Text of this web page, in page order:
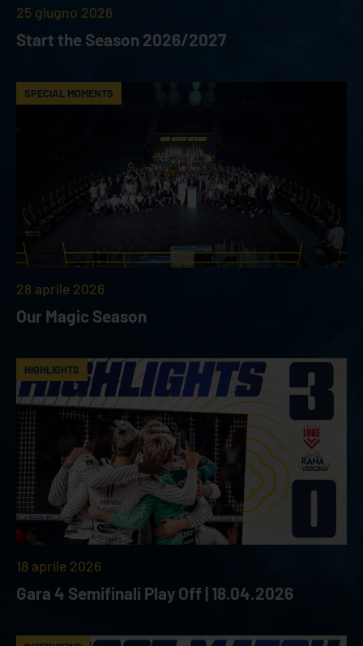
25 giugno 2026
Start the Season 2026/2027
SPECIAL MOMENTS
28 aprile 2026
Our Magic Season
HIGHLIGHTS
18 aprile 2026
Gara 4 Semifinali Play Off | 18.04.2026